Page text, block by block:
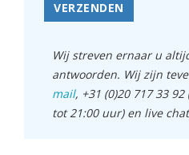
VERZENDEN
Wij streven ernaar u
antwoorden. Wij zijn
mail, +31 (0)20 717 33
tot 21:00 uur) en live